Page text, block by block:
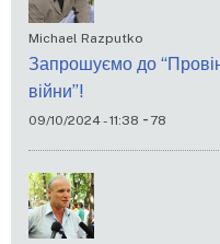
Michael Razputko
Запрошуємо до
війни”!
09/10/2024 - 11:38 - 78